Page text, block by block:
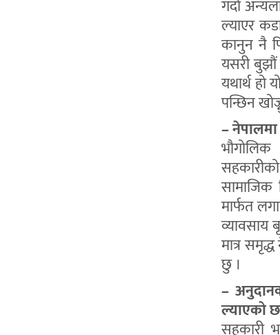
गर्दा
ल्याएर
कानुन नै
यसरी
यथार्थ
पन्छिन
–
मार्फत
व्यावसाय
मात्र
छु ।
–
ल्याएको